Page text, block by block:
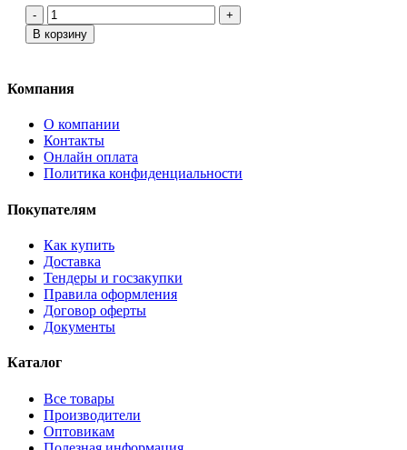
-
+
В корзину
Компания
О компании
Контакты
Онлайн оплата
Политика конфиденциальности
Покупателям
Как купить
Доставка
Тендеры и госзакупки
Правила оформления
Договор оферты
Документы
Каталог
Все товары
Производители
Оптовикам